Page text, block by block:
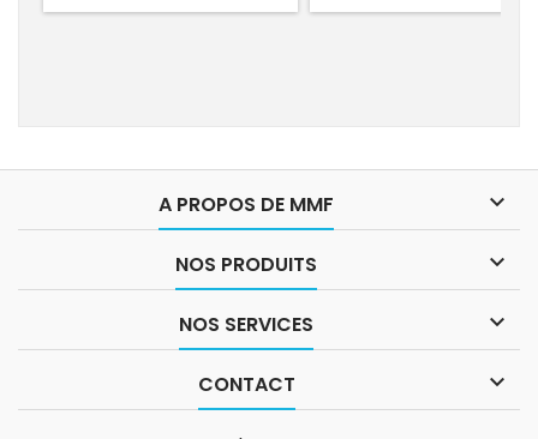
A PROPOS DE MMF 
NOS PRODUITS 
NOS SERVICES 
CONTACT 